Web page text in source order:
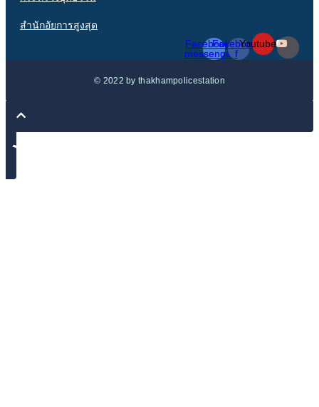
สำนักอัยการสูงสุด
Facebook-
messenger
Facebook-
f
Youtube
© 2022 by thakhampolicestation